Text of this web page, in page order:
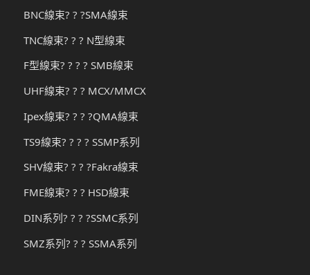
BNC線束? ? ?SMA線束
TNC線束? ? ? N型線束
F型線束? ? ? ? SMB線束
UHF線束? ? ? MCX/MMCX
Ipex線束? ? ? ?QMA線束
TS9線束? ? ? ? SSMP系列
SHV線束? ? ? ?Fakra線束
FME線束? ? ? HSD線束
DIN系列? ? ? ?SSMC系列
SMZ系列? ? ? SSMA系列